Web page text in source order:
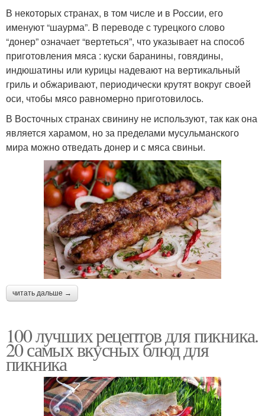
В некоторых странах, в том числе и в России, его
именуют “шаурма”. В переводе с турецкого слово
“донер” означает “вертеться”, что указывает на способ
приготовления мяса : куски баранины, говядины,
индюшатины или курицы надевают на вертикальный
гриль и обжаривают, периодически крутят вокруг своей
оси, чтобы мясо равномерно приготовилось.
В Восточных странах свинину не используют, так как она
является харамом, но за пределами мусульманского
мира можно отведать донер и с мяса свиньи.
читать дальше →
100 лучших рецептов для пикника.
20 самых вкусных блюд для
пикника